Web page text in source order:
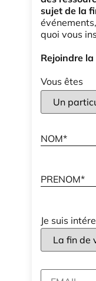
sujet de la
quoi vous
Rejoindre
Vous êtes
Je suis